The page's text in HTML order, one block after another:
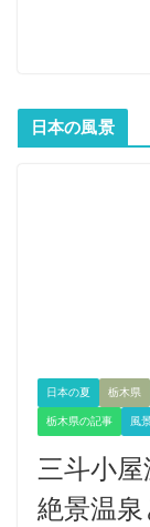
日本の風景
日本の夏 栃木県
栃木県の記事 風
三斗小
絶景温